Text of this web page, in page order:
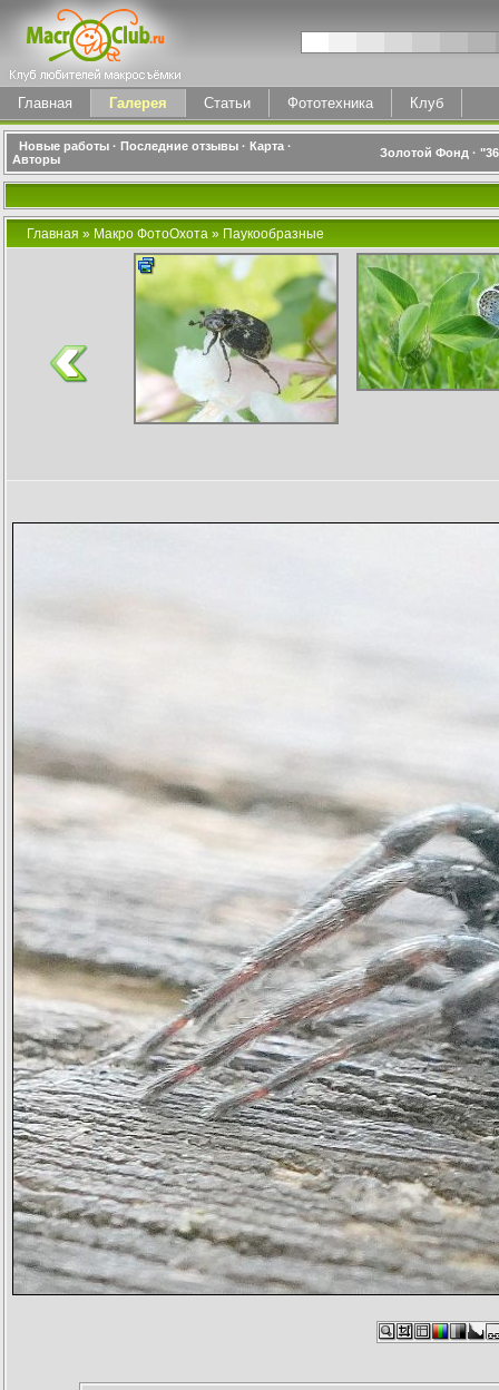
Главная Галерея Статьи Фототехника Клуб
Новые работы · Последние отзывы · Карта ·
Авторы
Золотой Фонд ·
Главная » Макро ФотоОхота» Паукообразные